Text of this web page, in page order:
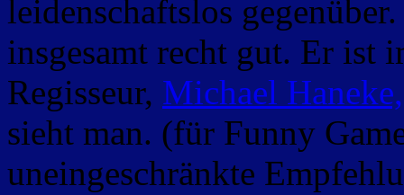
leidenschaftslos
insgesamt recht gut. Er ist
Regisseur, Michael Haneke,
sieht man. (für Funny
uneingeschränkte